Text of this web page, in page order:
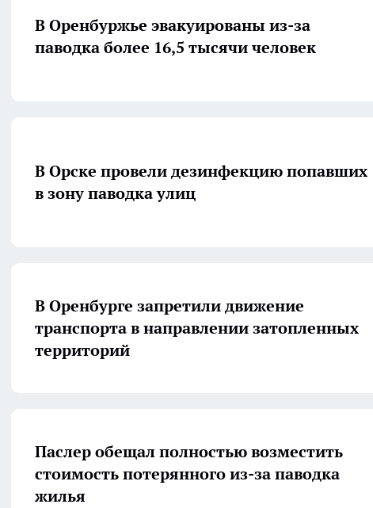
В Оренбуржье эвакуированы из-за
паводка более 16,5 тысячи человек
В Орске провели дезинфекцию попавших
в зону паводка улиц
В Оренбурге запретили движение
транспорта в направлении затопленных
территорий
Паслер обещал полностью возместить
стоимость потерянного из-за паводка
жилья